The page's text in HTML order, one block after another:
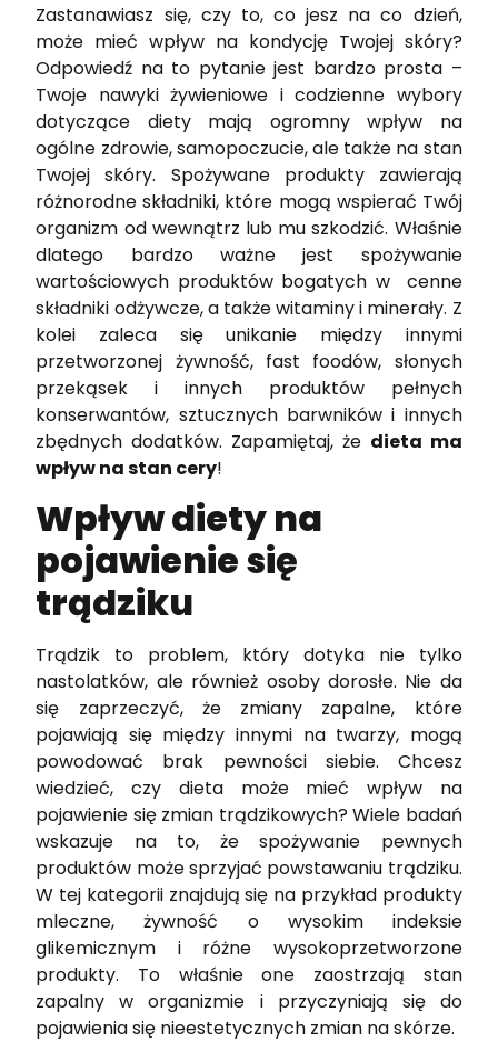
Zastanawiasz się, czy to, co jesz na co dzień,
może mieć wpływ na kondycję Twojej skóry?
Odpowiedź na to pytanie jest bardzo prosta –
Twoje nawyki żywieniowe i codzienne wybory
dotyczące diety mają ogromny wpływ na
ogólne zdrowie, samopoczucie, ale także na stan
Twojej skóry. Spożywane produkty zawierają
różnorodne składniki, które mogą wspierać Twój
organizm od wewnątrz lub mu szkodzić. Właśnie
dlatego bardzo ważne jest spożywanie
wartościowych produktów bogatych w cenne
składniki odżywcze, a także witaminy i minerały. Z
kolei zaleca się unikanie między innymi
przetworzonej żywność, fast foodów, słonych
przekąsek i innych produktów pełnych
konserwantów, sztucznych barwników i innych
zbędnych dodatków. Zapamiętaj, że dieta ma
wpływ na stan cery!
Wpływ diety na
pojawienie się
trądziku
Trądzik to problem, który dotyka nie tylko
nastolatków, ale również osoby dorosłe. Nie da
się zaprzeczyć, że zmiany zapalne, które
pojawiają się między innymi na twarzy, mogą
powodować brak pewności siebie. Chcesz
wiedzieć, czy dieta może mieć wpływ na
pojawienie się zmian trądzikowych? Wiele badań
wskazuje na to, że spożywanie pewnych
produktów może sprzyjać powstawaniu trądziku.
W tej kategorii znajdują się na przykład produkty
mleczne, żywność o wysokim indeksie
glikemicznym i różne wysokoprzetworzone
produkty. To właśnie one zaostrzają stan
zapalny w organizmie i przyczyniają się do
pojawienia się nieestetycznych zmian na skórze.